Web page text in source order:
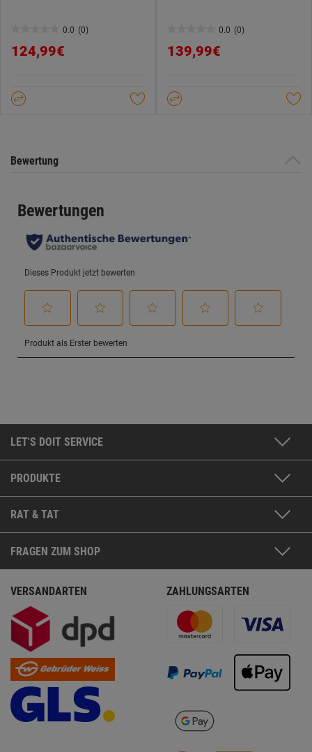
0.0 (0)
von
124,99€
0.0 (0)
von
139,99€
Bewertung
LET'S DOIT SERVICE
PRODUKTE
RAT & TAT
FRAGEN ZUM SHOP
VERSANDARTEN ZAHLUNGSARTEN